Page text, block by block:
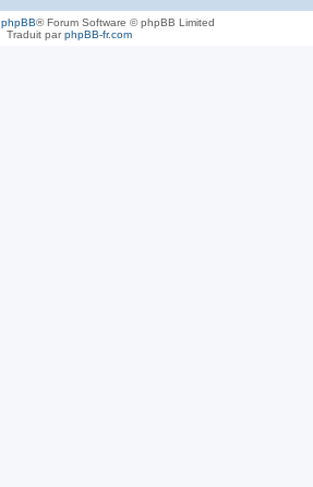
phpBB® Forum Software © phpBB Limited
Traduit parphpBB-fr.com